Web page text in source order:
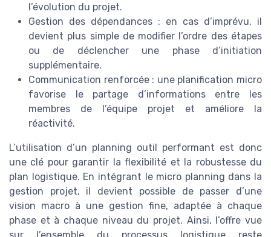
l’évolution du projet.
Gestion des dépendances : en cas d’imprévu, il
devient plus simple de modifier l’ordre des étapes
ou de déclencher une phase d’initiation
supplémentaire.
Communication renforcée : une planification micro
favorise le partage d’informations entre les
membres de l’équipe projet et améliore la
réactivité.
L’utilisation d’un planning outil performant est donc
une clé pour garantir la flexibilité et la robustesse du
plan logistique. En intégrant le micro planning dans la
gestion projet, il devient possible de passer d’une
vision macro à une gestion fine, adaptée à chaque
phase et à chaque niveau du projet. Ainsi, l’offre vue